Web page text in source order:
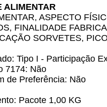
ALIMENTAR
ASPECTO
FINALIDADE
SORVETES,
Tipo I - Participação
7174: Não
de Preferência: Não
Pacote 1,00 KG